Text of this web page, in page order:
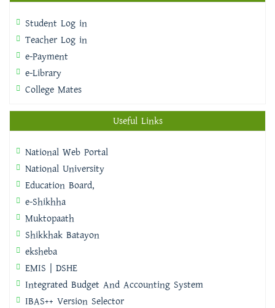
Student Log in
Teacher Log in
e-Payment
e-Library
College Mates
Useful Links
National Web Portal
National University
Education Board,
e-Shikhha
Muktopaath
Shikkhak Batayon
eksheba
EMIS | DSHE
Integrated Budget And Accounting System
IBAS++ Version Selector